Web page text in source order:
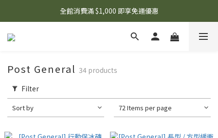
🌟 想知道現在有什麼優惠嗎？ 點擊查看最新優惠！
全館消費滿 $1,000 即享免運優惠
🌟 想知道現在有什麼優惠嗎？ 點擊查看最新優惠！
Post General 34 products
Filter
Sort by 72 Items per page